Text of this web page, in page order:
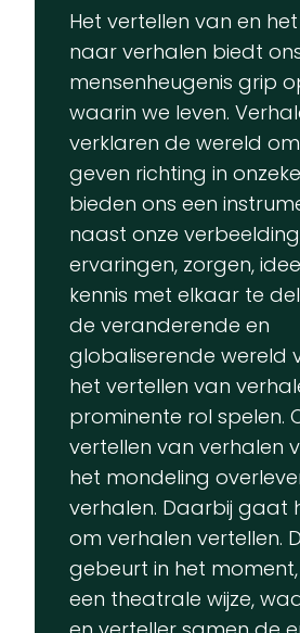
Het vertellen van en
naar verhalen biedt
mensenheugenis grip
waarin we leven.
verklaren de wereld
geven richting in
bieden ons een
naast onze
ervaringen, zorgen,
kennis met elkaar te
de veranderende en
globaliserende wereld
het vertellen van
prominente rol spelen.
vertellen van verhalen
het mondeling
verhalen. Daarbij gaat
om verhalen vertellen.
gebeurt in het
een theatrale wijze,